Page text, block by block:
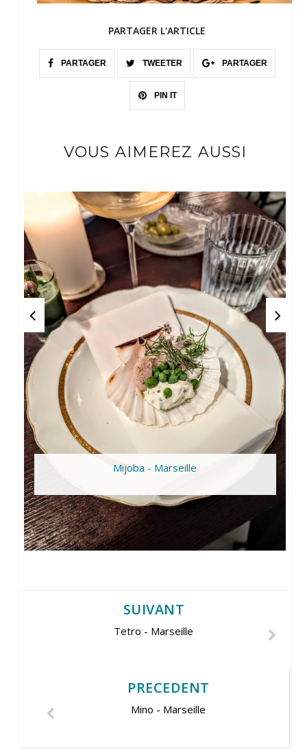
PARTAGER L'ARTICLE
PARTAGER TWEETER PARTAGER
PIN IT
VOUS AIMEREZ AUSSI
Mijoba - Marseille
SUIVANT
Tetro - Marseille
PRECEDENT
Mino - Marseille